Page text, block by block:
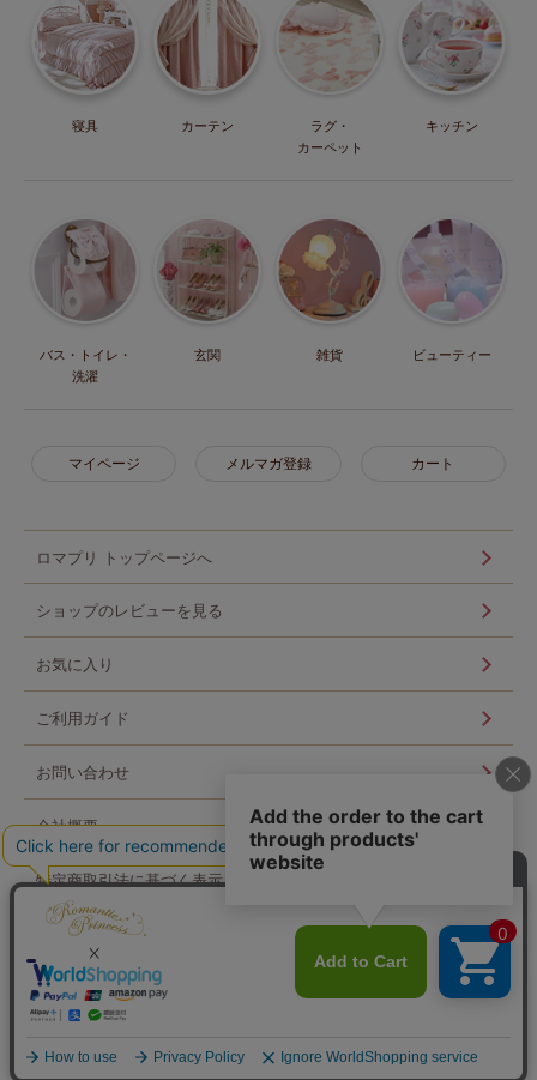
寝具 カーテン
ラグ・
カーペット
キッチン
バス・トイレ・
洗濯
玄関 雑貨 ビューティー
マイページ メルマガ登録 カート
ロマプリ トップページへ
ショップのレビューを見る
お気に入り
ご利用ガイド
お問い合わせ
会社概要
特定商取引法に基づく表示
個人情報の取扱い
ログイン
Copyright © Scroll 360 co,ltd. All Rights Reserved